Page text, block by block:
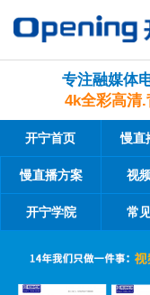
专注融媒体
4k全彩高清
开宁首页 慢直
慢直播方案 视
开宁学院 常